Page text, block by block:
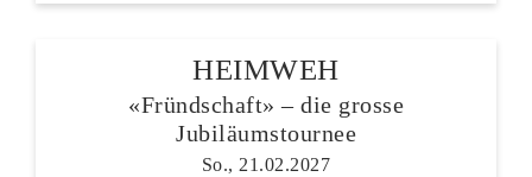
HEIMWEH
«Fründschaft» – die grosse
Jubiläumstournee
So., 21.02.2027